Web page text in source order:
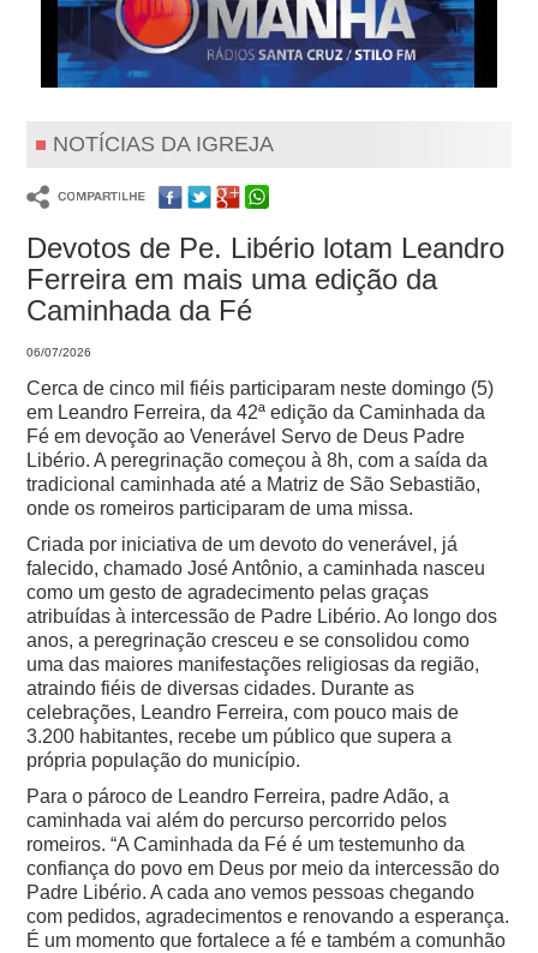
NOTÍCIAS DA IGREJA
Devotos de Pe. Libério lotam Leandro
Ferreira em mais uma edição da
Caminhada da Fé
06/07/2026
Cerca de cinco mil fiéis participaram neste domingo (5)
em Leandro Ferreira, da 42ª edição da Caminhada da
Fé em devoção ao Venerável Servo de Deus Padre
Libério. A peregrinação começou à 8h, com a saída da
tradicional caminhada até a Matriz de São Sebastião,
onde os romeiros participaram de uma missa.
Criada por iniciativa de um devoto do venerável, já
falecido, chamado José Antônio, a caminhada nasceu
como um gesto de agradecimento pelas graças
atribuídas à intercessão de Padre Libério. Ao longo dos
anos, a peregrinação cresceu e se consolidou como
uma das maiores manifestações religiosas da região,
atraindo fiéis de diversas cidades. Durante as
celebrações, Leandro Ferreira, com pouco mais de
3.200 habitantes, recebe um público que supera a
própria população do município.
Para o pároco de Leandro Ferreira, padre Adão, a
caminhada vai além do percurso percorrido pelos
romeiros.“A Caminhada da Fé é um testemunho da
confiança do povo em Deus por meio da intercessão do
Padre Libério. A cada ano vemos pessoas chegando
com pedidos, agradecimentos e renovando a esperança.
É um momento que fortalece a fé e também a comunhão